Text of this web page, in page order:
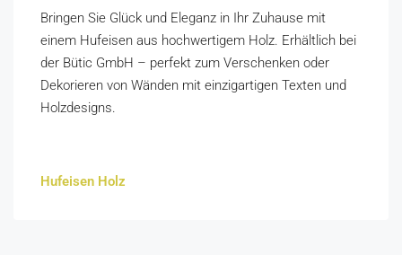
Bringen Sie Glück und Eleganz in Ihr Zuhause mit
einem Hufeisen aus hochwertigem Holz. Erhältlich bei
der Bütic GmbH – perfekt zum Verschenken oder
Dekorieren von Wänden mit einzigartigen Texten und
Holzdesigns.
Hufeisen Holz